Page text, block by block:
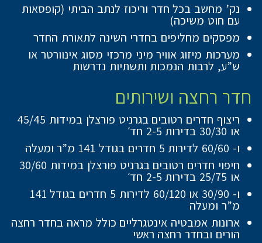
נק’ מחשב בכל חדר וריכוז לנתב הביתי (קופסאות
עם חוט משיכה)
מפסקים מחליפים בחדרי השינה לתאורת החדר
מערכות מיזוג אוויר מיני מרכזי מסוג אינוורטר או
ש”ע, לרבות הנמכות ותשתיות נדרשות
חדר רחצה ושירותים
ריצוף חדרים רטובים בגרניט פורצלן במידות 45/45
או 30/30 בדירות 2-5 חד׳
ו- 60/60 לדירות 5 חדרים בגודל 141 מ”ר ומעלה
חיפוי חדרים רטובים בגרניט פורצלן במידות 30/60
או 25/75 בדירות 2-5 חד׳
ו- 30/90 או 60/120 לדירות 5 חדרים בגודל 141
מ”ר ומעלה
ארונות אמבטיה אינטגרליים כולל מראה בחדר רחצה
הורים ובחדר רחצה ראשי